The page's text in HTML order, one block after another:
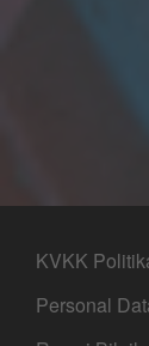
KVKK
Personal